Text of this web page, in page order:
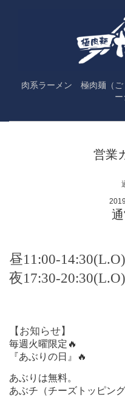
肉系ラーメン 極肉麺（ご
ー
営業
昼11:00-14:30(L.O)
夜17:30-20:30(L.O)
【お知らせ】
毎週火曜限定🔥
『あぶりの日』🔥
あぶりは無料。
あぶチ（チーズトッピング